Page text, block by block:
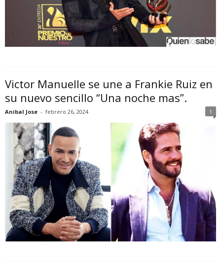
Victor Manuelle se une a Frankie Ruiz en
su nuevo sencillo “Una noche mas”.
Anibal Jose - febrero 26, 2024 1